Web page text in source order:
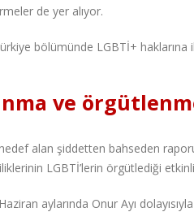
de yer alıyor.
bölümünde LGBTİ+
ve
hedef alan şiddetten bahseden
LGBTİ’lerin örgütlediği
aylarında Onur Ayı